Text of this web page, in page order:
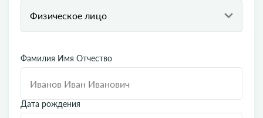
Физическое лицо
Фамилия Имя Отчество
Дата рождения